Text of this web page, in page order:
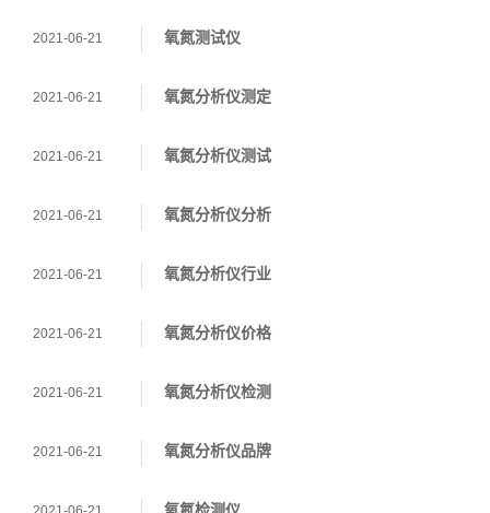
2021-06-21 氧氮测试仪
2021-06-21 氧氮分析仪测定
2021-06-21 氧氮分析仪测试
2021-06-21 氧氮分析仪分析
2021-06-21 氧氮分析仪行业
2021-06-21 氧氮分析仪价格
2021-06-21 氧氮分析仪检测
2021-06-21 氧氮分析仪品牌